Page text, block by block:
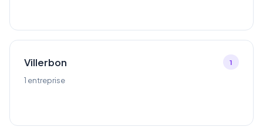
Villerbon
1 entreprise
1